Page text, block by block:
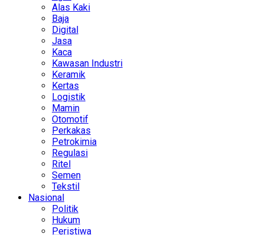
Alas Kaki
Baja
Digital
Jasa
Kaca
Kawasan Industri
Keramik
Kertas
Logistik
Mamin
Otomotif
Perkakas
Petrokimia
Regulasi
Ritel
Semen
Tekstil
Nasional
Politik
Hukum
Peristiwa